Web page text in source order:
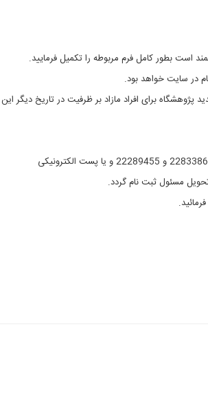
است بطور کامل فرم مربوطه را تکمیل فرمایید.
در سایت خواهد بود.
برای افراد مازاد بر ظرفیت در تاریخ دیگر
مسئول ثبت نام گردد.